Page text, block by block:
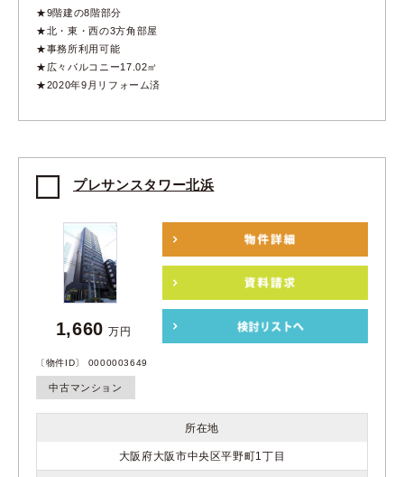
★9階建の8階部分
★北・東・西の3方角部屋
★事務所利用可能
★広々バルコニー17.02㎡
★2020年9月リフォーム済
プレサンスタワー北浜
〔物件ID〕 0000003649
中古マンション
1,660 万円
所在地
大阪府大阪市中央区平野町1丁目